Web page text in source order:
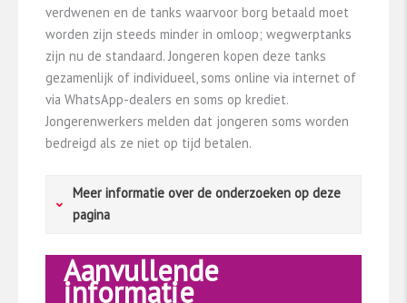
verdwenen en de tanks waarvoor borg betaald moet
worden zijn steeds minder in omloop; wegwerptanks
zijn nu de standaard. Jongeren kopen deze tanks
gezamenlijk of individueel, soms online via internet of
via WhatsApp-dealers en soms op krediet.
Jongerenwerkers melden dat jongeren soms worden
bedreigd als ze niet op tijd betalen.
Meer informatie over de onderzoeken op deze
pagina
Jongeren in praktijk- en speciaal onderwijs
Aanvullende
informatie